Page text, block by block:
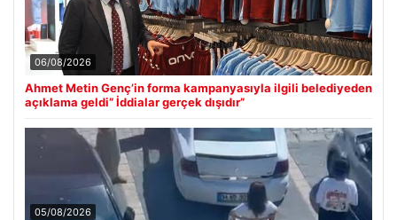
06/08/2026
Ahmet Metin Genç’in forma kampanyasıyla ilgili belediyeden
açıklama geldi” İddialar gerçek dışıdır”
05/08/2026